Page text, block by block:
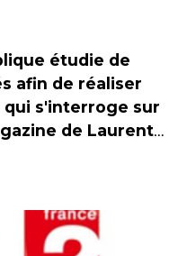
étudie de
afin de réaliser
qui s'interroge sur
de Laurent